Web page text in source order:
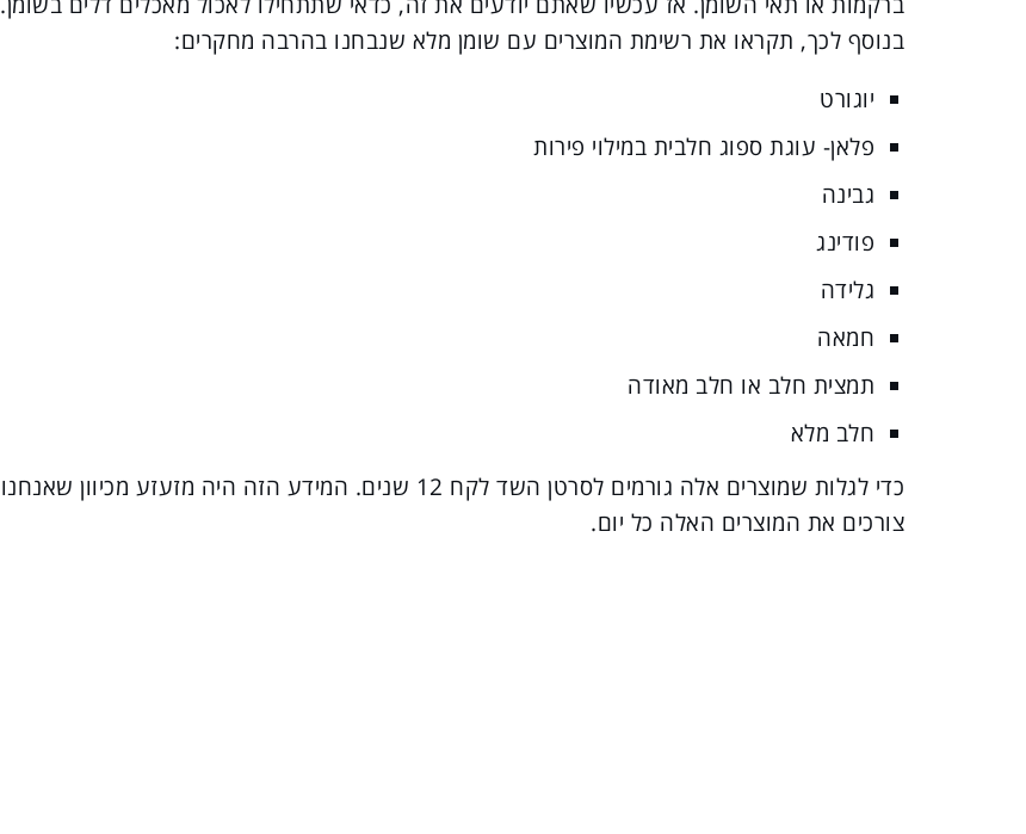
בנוסף לכך, תקראו את רשימת המוצרים עם שומן מלא שנבחנו בהרבה מחקרים:
יוגורט
פלאן- עוגת ספוג חלבית במילוי פירות
גבינה
פודינג
גלידה
חמאה
תמצית חלב או חלב מאודה
חלב מלא
כדי לגלות שמוצרים אלה גורמים לסרטן השד לקח 12 שנים. המידע הזה היה מזעזע מכיוון שאנחנו
צורכים את המוצרים האלה כל יום.